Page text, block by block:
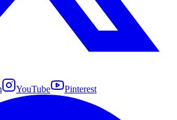
YouTube Pinterest